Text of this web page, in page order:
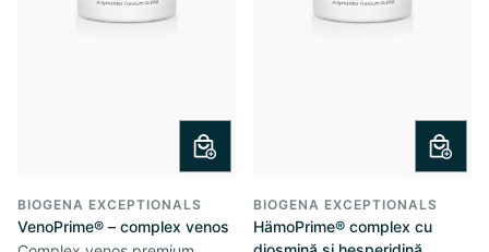
BIOGENA EXCEPTIONALS
VenoPrime® – complex venos
BIOGENA EXCEPTIONALS
HämoPrime® complex cu